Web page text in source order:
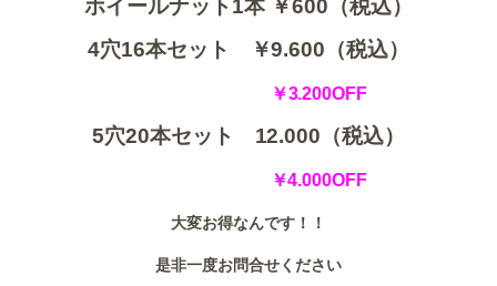
ホイールナット1本 ￥600（税込）
4穴16本セット ￥9.600（税込）
￥3.200OFF
5穴20本セット 12.000（税込）
￥4.000OFF
大変お得なんです！！
是非一度お問合せください